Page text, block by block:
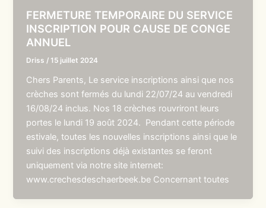
FERMETURE TEMPORAIRE DU SERVICE
INSCRIPTION POUR CAUSE DE CONGE
ANNUEL
Driss /15 juillet 2024
Chers Parents, Le service inscriptions ainsi que nos
crèches sont fermés du lundi 22/07/24 au vendredi
16/08/24 inclus. Nos 18 crèches rouvriront leurs
portes le lundi 19 août 2024. Pendant cette période
estivale, toutes les nouvelles inscriptions ainsi que le
suivi des inscriptions déjà existantes se feront
uniquement via notre site internet:
www.crechesdeschaerbeek.be Concernant toutes